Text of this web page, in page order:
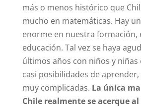
más o menos histórico que
mucho en matemáticas. Hay
enorme en nuestra formación,
educación. Tal vez se haya
últimos años con niños y
casi posibilidades de
muy complicadas. La única
Chile realmente se acerque